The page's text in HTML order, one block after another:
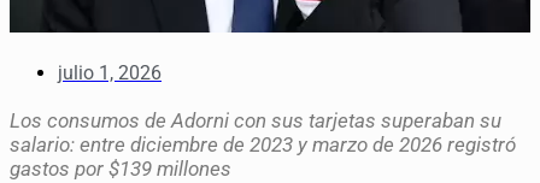
julio 1, 2026
Los consumos de Adorni con sus tarjetas superaban su
salario: entre diciembre de 2023 y marzo de 2026 registró
gastos por $139 millones